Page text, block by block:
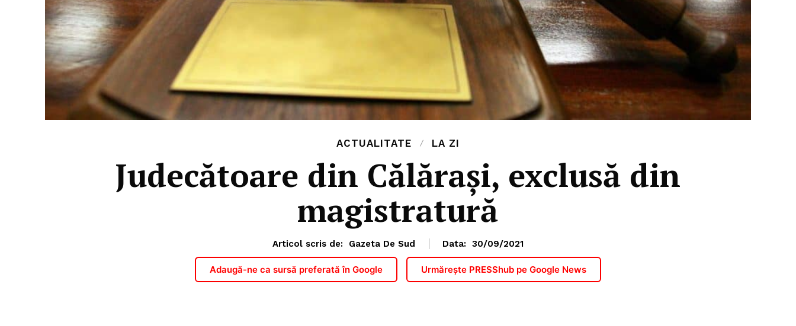
ACTUALITATE LA ZI
Judecătoare din Călăraşi, exclusă din
magistratură
Articol scris de: Gazeta De Sud Data: 30/09/2021
Adaugă-ne ca sursă preferată în Google Urmărește PRESShub pe Google News